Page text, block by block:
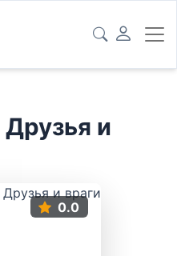
и
0.0